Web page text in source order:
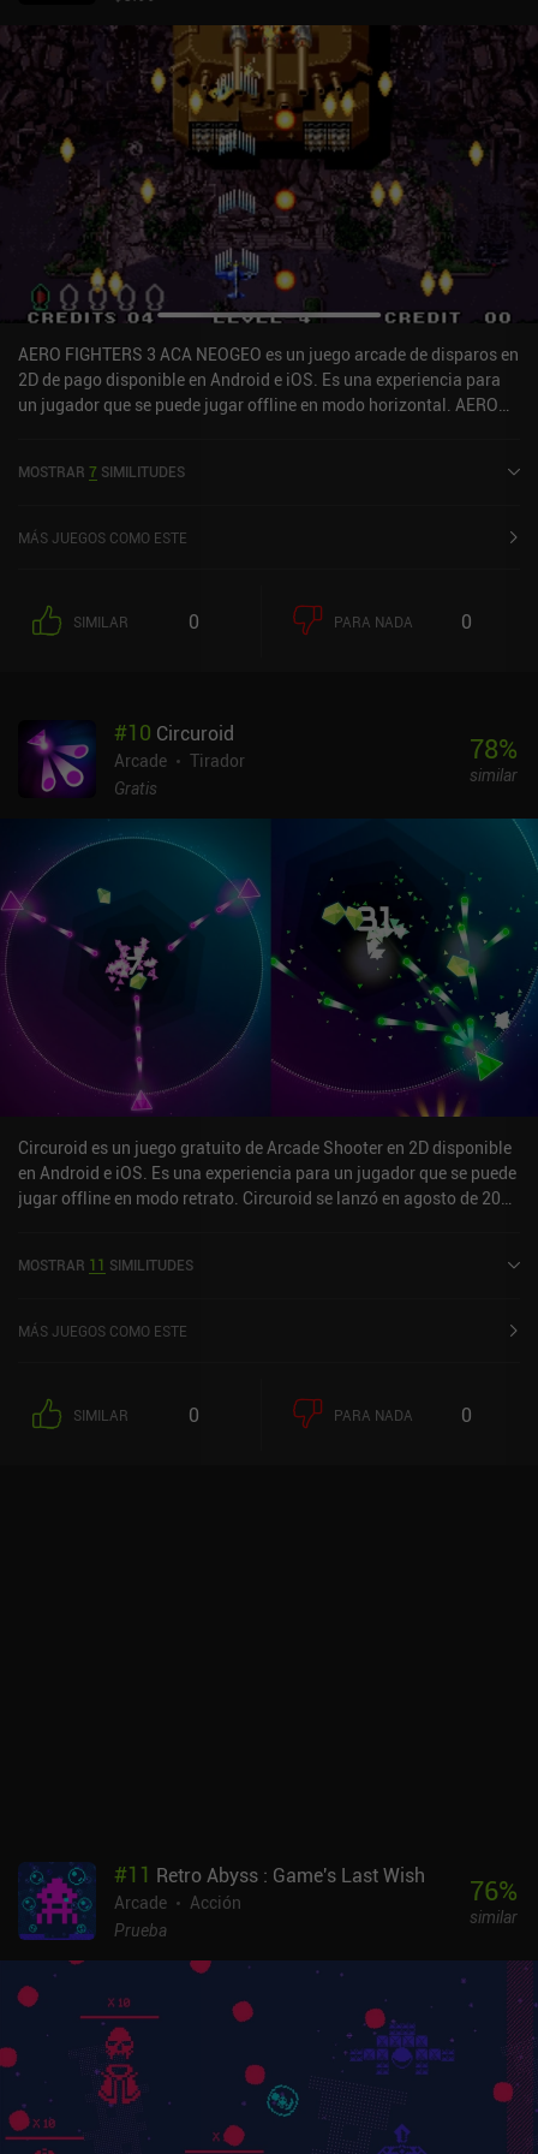
AERO FIGHTERS 3 ACA NEOGEO es un juego arcade de disparos en
2D de pago disponible en Android e iOS. Es una experiencia para
un jugador que se puede jugar offline en modo horizontal. AERO
MOSTRAR 7 SIMILITUDES
MÁS JUEGOS COMO ESTE
SIMILAR 0 PARA NADA 0
#10 Circuroid
Arcade
Tirador
Gratis
78%
similar
Circuroid es un juego gratuito de Arcade Shooter en 2D disponible
en Android e iOS. Es una experiencia para un jugador que se puede
jugar offline en modo retrato. Circuroid se lanzó en agosto de 2016
MOSTRAR 11 SIMILITUDES
MÁS JUEGOS COMO ESTE
SIMILAR 0 PARA NADA 0
#11 Retro Abyss : Game's Last Wish
Arcade
Acción
Prueba
76%
similar